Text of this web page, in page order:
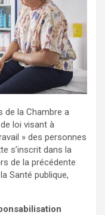
la Chambre a
loi visant à
» des personnes
s’inscrit dans la
de la précédente
Santé publique,